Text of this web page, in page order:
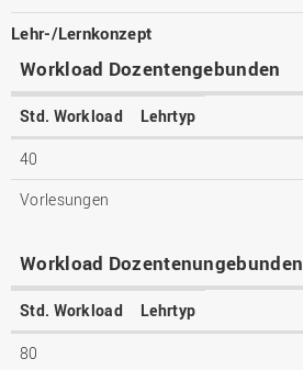
Lehr-/Lernkonzept
Workload Dozentengebunden
Std. Workload Lehrtyp
40
Vorlesungen
Workload Dozentenungebunden
Std. Workload Lehrtyp
80